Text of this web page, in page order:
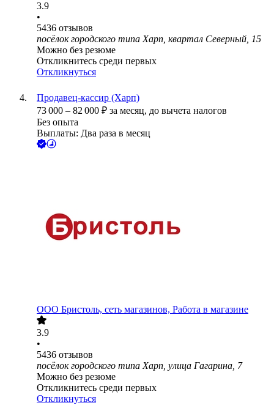
3.9
•
5436 отзывов
посёлок городского типа Харп, квартал Северный, 15
Можно без резюме
Откликнитесь среди первых
Откликнуться
Продавец-кассир (Харп)
73 000 – 82 000 ₽ за месяц, до вычета налогов
Без опыта
Выплаты: Два раза в месяц
ООО Бристоль, сеть магазинов, Работа в магазине
3.9
•
5436 отзывов
посёлок городского типа Харп, улица Гагарина, 7
Можно без резюме
Откликнитесь среди первых
Откликнуться